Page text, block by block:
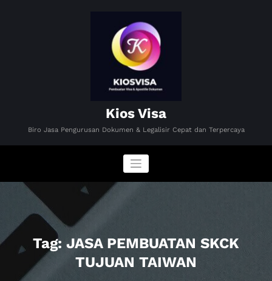
Kios Visa
Biro Jasa Pengurusan Dokumen & Legalisir Cepat dan Terpercaya
Tag: JASA PEMBUATAN SKCK
TUJUAN TAIWAN